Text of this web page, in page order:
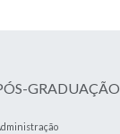
GRADUAÇÃO